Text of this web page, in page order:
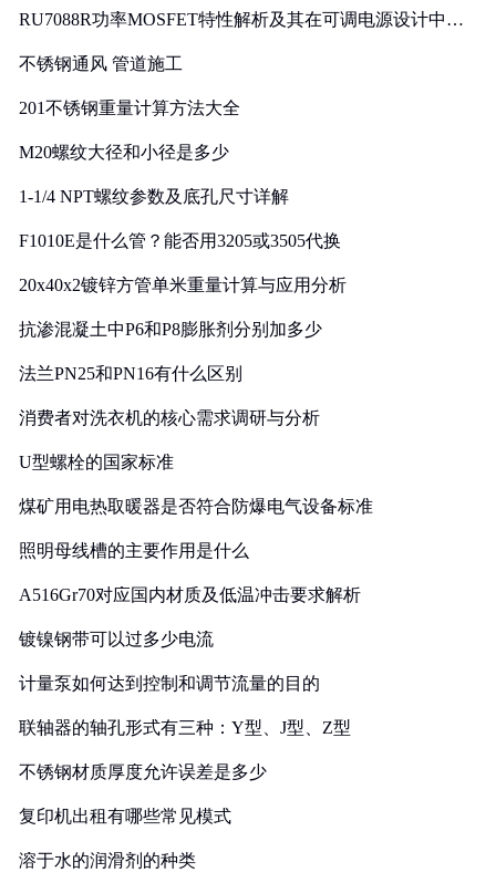
RU7088R功率MOSFET特性解析及其在可调电源设计中的
不锈钢通风 管道施工
201不锈钢重量计算方法大全
M20螺纹大径和小径是多少
1-1/4 NPT螺纹参数及底孔尺寸详解
F1010E是什么管？能否用3205或3505代换
20x40x2镀锌方管单米重量计算与应用分析
抗渗混凝土中P6和P8膨胀剂分别加多少
法兰PN25和PN16有什么区别
消费者对洗衣机的核心需求调研与分析
U型螺栓的国家标准
煤矿用电热取暖器是否符合防爆电气设备标准
照明母线槽的主要作用是什么
A516Gr70对应国内材质及低温冲击要求解析
镀镍钢带可以过多少电流
计量泵如何达到控制和调节流量的目的
联轴器的轴孔形式有三种：Y型、J型、Z型
不锈钢材质厚度允许误差是多少
复印机出租有哪些常见模式
溶于水的润滑剂的种类